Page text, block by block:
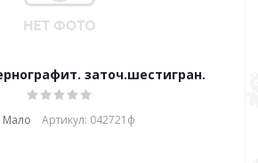
заточ.шестигран.
Мало Артикул: 042721ф